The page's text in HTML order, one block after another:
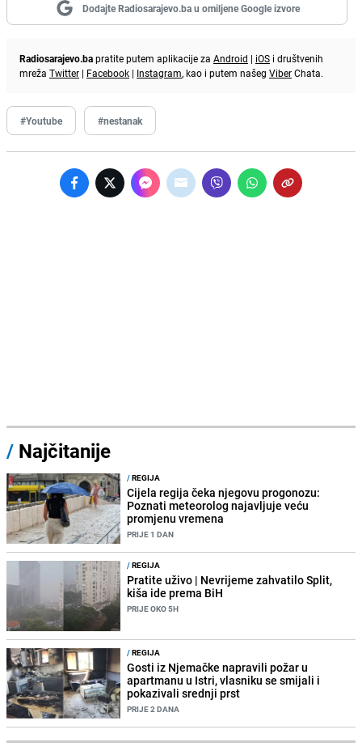
Dodajte Radiosarajevo.ba u omiljene Google izvore
Radiosarajevo.bapratite putem aplikacije za Android | iOS i društvenih
mreža Twitter | Facebook | Instagram, kao i putem našeg ViberChata.
#Youtube #nestanak
/ Najčitanije
/REGIJA
Cijela regija čeka njegovu progonozu:
Poznati meteorolog najavljuje veću
promjenu vremena
PRIJE 1 DAN
/REGIJA
Pratite uživo | Nevrijeme zahvatilo Split,
kiša ide prema BiH
PRIJE OKO 5H
/REGIJA
Gosti iz Njemačke napravili požar u
apartmanu u Istri, vlasniku se smijali i
pokazivali srednji prst
PRIJE 2 DANA